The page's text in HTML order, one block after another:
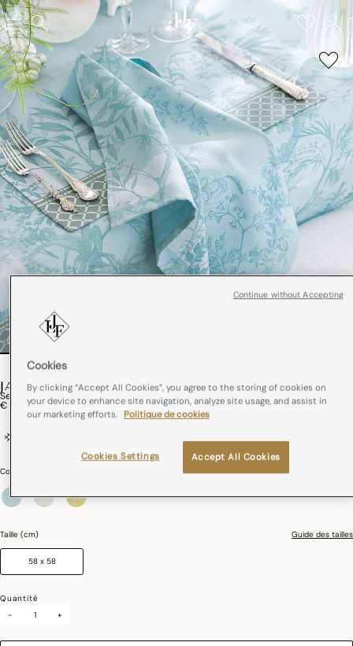
JARDIN D'EDEN
Serviette De Table Jardin D'Eden Coton
€ 20,00
Couleurs :
Taille (cm) Guide des tailles
58 x 58
Quantité
-
+
Cookies
By clicking “Accept All Cookies”, you agree to the storing of cookies on
your device to enhance site navigation, analyze site usage, and assist in
our marketing efforts. Politique de cookies
Accept All Cookies
Cookies Settings
Continue without Accepting